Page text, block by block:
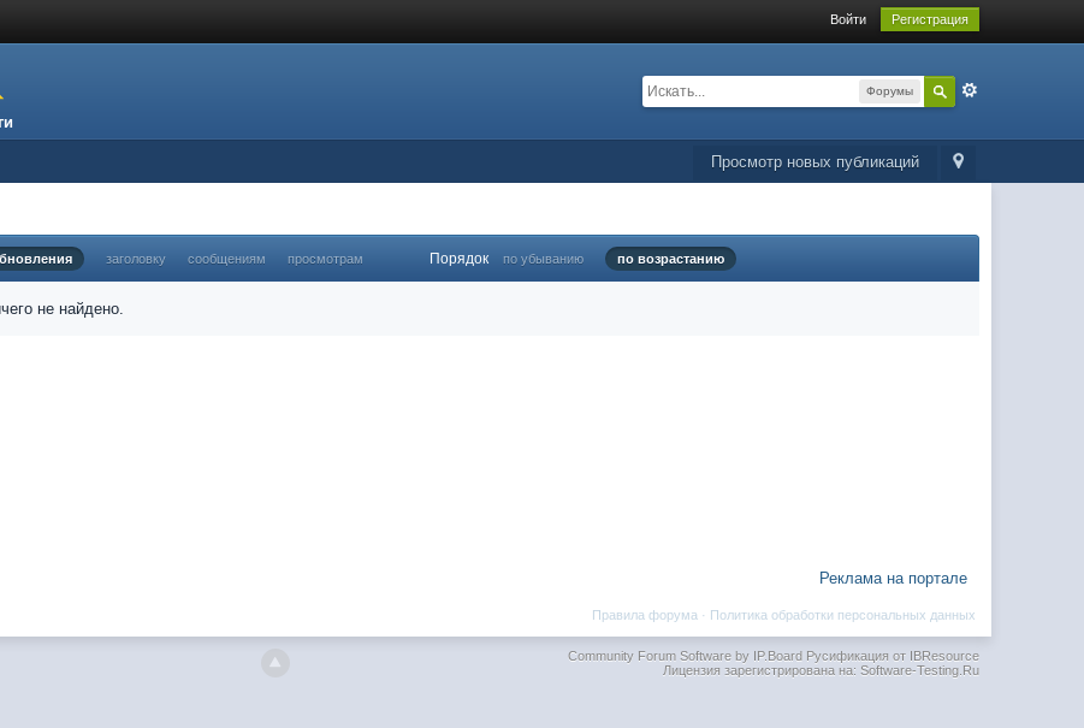
Войти Регистрация
Форумы
Просмотр новых публикаций
заголовку сообщениям просмотрам Порядок по убыванию по возрастанию
не найдено.
Реклама на портале
Политика обработки персональных данных
Правила форума ·
Community Forum Software by IP.BoardРусификация от IBResource
Лицензия зарегистрирована на: Software-Testing.Ru